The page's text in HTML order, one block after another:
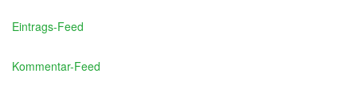
Eintrags-Feed
Kommentar-Feed